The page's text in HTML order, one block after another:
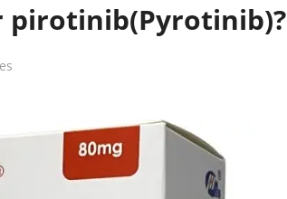
pirotinib(Pyrotinib)?